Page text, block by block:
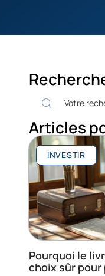
Articles
INVESTIR
Pourquoi le
choix sûr pour